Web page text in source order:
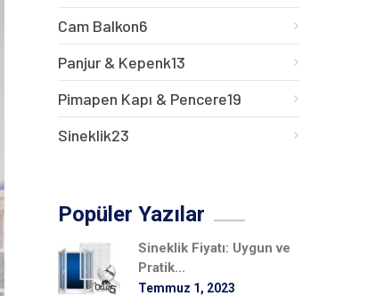
Cam Balkon6
Panjur & Kepenk13
Pimapen Kapı & Pencere19
Sineklik23
Popüler Yazılar
Sineklik Fiyatı: Uygun ve
Pratik...
Temmuz 1, 2023